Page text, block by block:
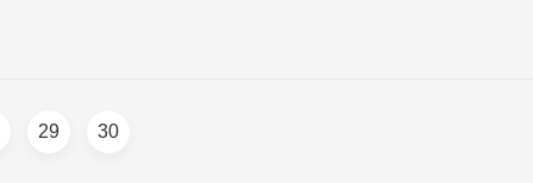
29 30